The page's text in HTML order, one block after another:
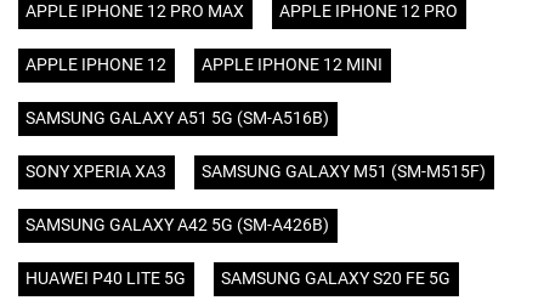
APPLE IPHONE 12 PRO MAX APPLE IPHONE 12 PRO
APPLE IPHONE 12 APPLE IPHONE 12 MINI
SAMSUNG GALAXY A51 5G (SM-A516B)
SONY XPERIA XA3 SAMSUNG GALAXY M51 (SM-M515F)
SAMSUNG GALAXY A42 5G (SM-A426B)
HUAWEI P40 LITE 5G SAMSUNG GALAXY S20 FE 5G